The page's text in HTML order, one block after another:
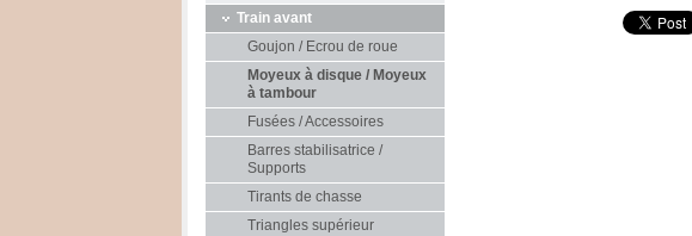
Train avant
Goujon / Ecrou de roue
Moyeux à disque / Moyeux
à tambour
Fusées / Accessoires
Barres stabilisatrice /
Supports
Tirants de chasse
Triangles supérieur